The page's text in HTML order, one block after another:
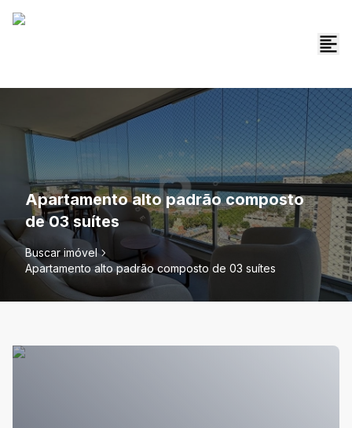
Apartamento alto padrão composto
de 03 suítes
Buscar imóvel
Apartamento alto padrão composto de 03 suítes